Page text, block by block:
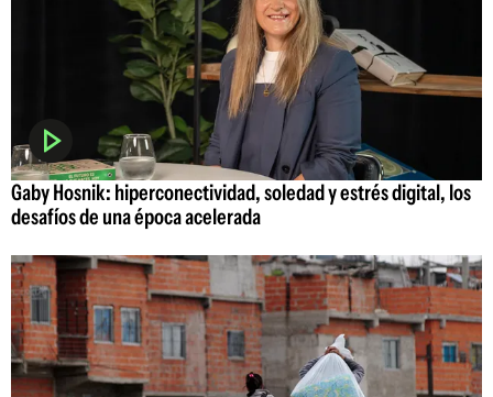
Gaby Hosnik: hiperconectividad, soledad y estrés digital, los
desafíos de una época acelerada